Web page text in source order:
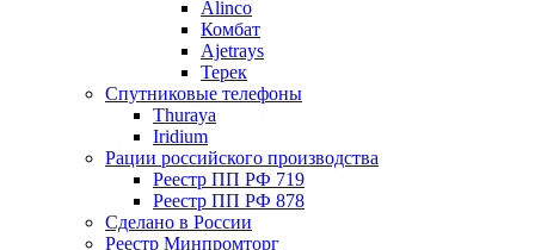
Alinco
Комбат
Ajetrays
Терек
Спутниковые телефоны
Thuraya
Iridium
Рации российского производства
Реестр ПП РФ 719
Реестр ПП РФ 878
Сделано в России
Реестр Минпромторг